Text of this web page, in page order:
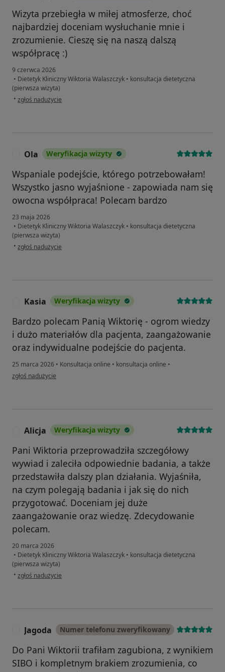
Wizyta przebiegła w miłej atmosferze, choć
najbardziej doceniam wysłuchanie mnie i
zrozumienie. Cieszę się na naszą dalszą
współpracę :)
9 czerwca 2026
• Dietetyk Kliniczny Wiktoria Walaszczyk • konsultacja dietetyczna
(pierwsza wizyta)
• w opinii użytkownika Patrycja S.
zgłoś nadużycie
Ola Weryfikacja wizyty
Wspaniale podejście, którego potrzebowałam!
Wszystko jasno wyjaśnione - zapowiada nam się
owocna współpraca! Polecam bardzo
23 maja 2026
• Dietetyk Kliniczny Wiktoria Walaszczyk • konsultacja dietetyczna
(pierwsza wizyta)
• w opinii użytkownika Ola
zgłoś nadużycie
Kasia Weryfikacja wizyty
Bardzo polecam Panią Wiktorię - ogrom wiedzy
i dużo materiałów dla pacjenta, zaangażowanie
oraz indywidualne podejście do pacjenta.
25 marca 2026 • Konsultacja online • konsultacja online •
w opinii użytkownika Kasia
zgłoś nadużycie
Alicja Weryfikacja wizyty
Pani Wiktoria przeprowadziła szczegółowy
wywiad i zaleciła odpowiednie badania, a także
przedstawiła dalszy plan działania. Wyjaśniła,
na czym polegają badania i jak się do nich
przygotować. Doceniam jej duże
zaangażowanie oraz wiedzę. Zdecydowanie
polecam.
20 marca 2026
• Dietetyk Kliniczny Wiktoria Walaszczyk • konsultacja dietetyczna
(pierwsza wizyta)
• w opinii użytkownika Alicja
zgłoś nadużycie
Jagoda Numer telefonu zweryfikowany
Do Pani Wiktorii trafiłam zagubiona, z wynikiem
SIBO i kompletnym brakiem zrozumienia, co